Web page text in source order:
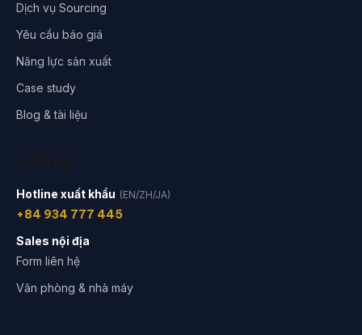
Dịch vụ Sourcing
Yêu cầu báo giá
Năng lực sản xuất
Case study
Blog & tài liệu
Hotline xuất khẩu (EN/ZH/JA)
+84 934 777 445
Sales nội địa
Form liên hệ
Văn phòng & nhà máy